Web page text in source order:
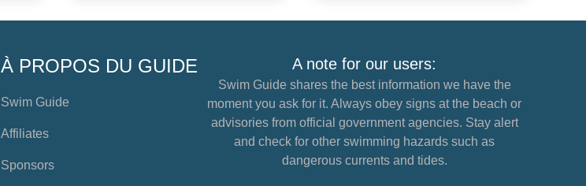
À PROPOS DU GUIDE
Swim Guide
Affiliates
Sponsors
A note for our users:
Swim Guide shares the best information we have the
moment you ask for it. Always obey signs at the beach or
advisories from official government agencies. Stay alert
and check for other swimming hazards such as
dangerous currents and tides.